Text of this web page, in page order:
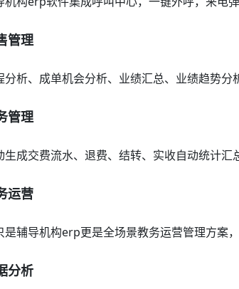
管理
分析、成单机会分析、业绩汇总、业绩趋势分
管理
生成交费流水、退费、结转、实收自动统计汇
运营
是辅导机构erp更是全场景教务运营管理方案
分析